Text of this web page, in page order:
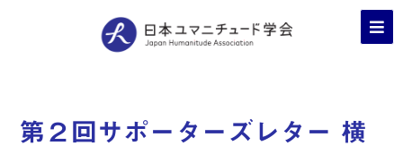
第２回サポーターズレター 横